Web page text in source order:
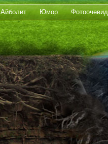
Айболит Юмор